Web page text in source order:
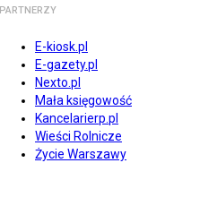
PARTNERZY
E-kiosk.pl
E-gazety.pl
Nexto.pl
Mała księgowość
Kancelarierp.pl
Wieści Rolnicze
Życie Warszawy